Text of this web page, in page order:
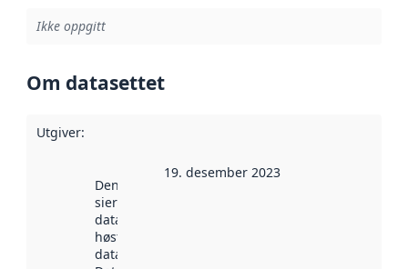
Ikke oppgitt
Om datasettet
Utgiver:
Denne datoen
sier når
datasettet ble
høstet av
data.norge.no.
19. desember 2023